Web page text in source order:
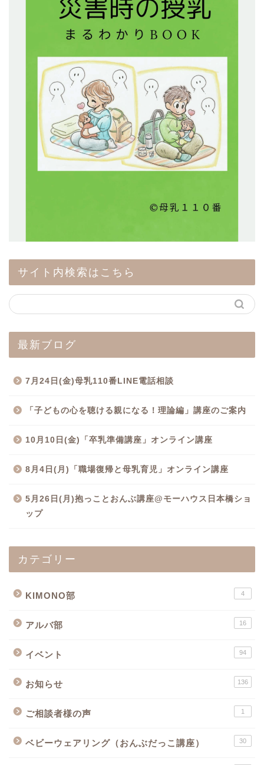
サイト内検索はこちら
最新ブログ
7月24日(金)母乳110番LINE電話相談
「子どもの心を聴ける親になる！理論編」講座のご案内
10月10日(金)「卒乳準備講座」オンライン講座
8月4日(月)「職場復帰と母乳育児」オンライン講座
5月26日(月)抱っことおんぶ講座@モーハウス日本橋ショ
ップ
カテゴリー
KIMONO部 4
アルバ部 16
イベント 94
お知らせ 136
ご相談者様の声 1
ベビーウェアリング（おんぶだっこ講座） 30